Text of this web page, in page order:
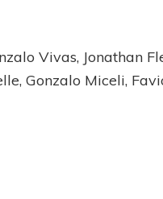
Vivas, Jonathan
Gonzalo Miceli,